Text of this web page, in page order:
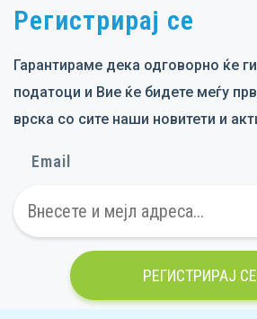
Регистрирај се
Гарантираме дека одговорно ќе
податоци и Вие ќе бидете меѓу
врска со сите наши новитети и
Email
РЕГИСТРИРАЈ